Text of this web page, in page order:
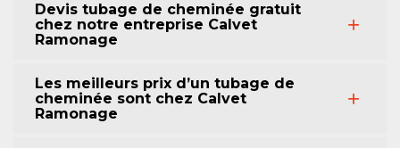
Devis tubage de cheminée gratuit
chez notre entreprise Calvet
Ramonage
Les meilleurs prix d’un tubage de
cheminée sont chez Calvet
Ramonage